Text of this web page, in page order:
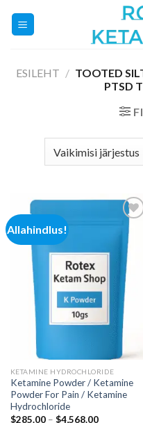
ESILEHT / TOOTED
PTSD
Allahindlus!
Add to
wishlist
KETAMINE HYDROCHLORIDE
Ketamine Powder / Ketamine
Powder For Pain / Ketamine
Hydrochloride
$285.00 – $4,568.00